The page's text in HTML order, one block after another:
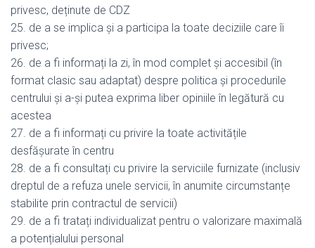
privesc, deținute de CDZ
25. de a se implica și a participa la toate deciziile care îi
privesc;
26. de a fi informați la zi, în mod complet și accesibil (în
format clasic sau adaptat) despre politica și procedurile
centrului și a-și putea exprima liber opiniile în legătură cu
acestea
27. de a fi informați cu privire la toate activitățile
desfășurate în centru
28. de a fi consultați cu privire la serviciile furnizate (inclusiv
dreptul de a refuza unele servicii, în anumite circumstanțe
stabilite prin contractul de servicii)
29. de a fi tratați individualizat pentru o valorizare maximală
a potențialului personal